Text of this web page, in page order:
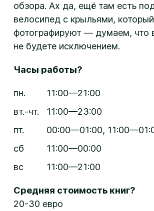
обзора. Ах да, ещё там есть
велосипед с крыльями,
фотографируют — думаем, что
не будете исключением.
Часы работы?
пн.
11:00—21:00
вт.-чт.
11:00—23:00
пт.
00:00—01:00,
сб
11:00—00:00
вс
11:00—21:00
Средняя стоимость книг?
20-30 евро